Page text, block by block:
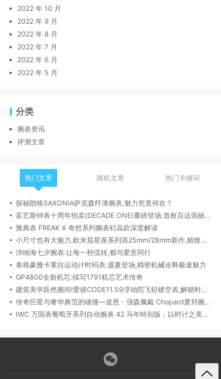
2022 年 10 月
2022 年 9 月
2022 年 8 月
2022 年 7 月
2022 年 6 月
2022 年 5 月
分类
腕表资讯
评测文章
热门文章 随机文章 热门关键词
探秘朗格SAXONIA萨克森纤薄腕表,魅力究竟何在？
富艺斯钟表十周年拍卖(DECADE ONE)重磅登场:首枚百达翡丽1518精钢腕表领衔呈献
雅典表 FREAK X 奇想系列腕表钌晶款深度解读​
小尺寸也有大魅力,欧米茄星座系列添25mm/28mm新作,精致感拉满
沛纳海七夕腕表:让每一秒流转,都与爱意同行
泰格豪雅卡莱拉运动计时码表:盛夏登场,精密机械诠释极速魅力
GP4800全新机芯:续写1791机芯艺术传奇
建筑美学跃然腕间!爱彼CODE11.59浮动陀飞轮镂空表,解锁时间律动新形态
传奇巨星与奢华典范的碰撞—道恩・强森佩戴 Chopard萧邦腕表珠宝亮相威尼斯电影节
IWC 万国表葡萄牙系列自动腕表 42 马年特别版：以时计之美，致敬农历新年​